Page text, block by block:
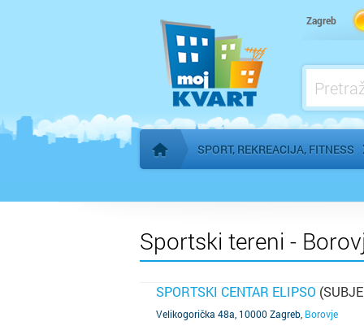
Zagreb
Početna stranica
SPORT, REKREACIJA, FITNESS
Sportski tereni -
SPORTSKI CENTAR ELIPSO
Velikogorička 48a, 10000 Zagreb Borovje